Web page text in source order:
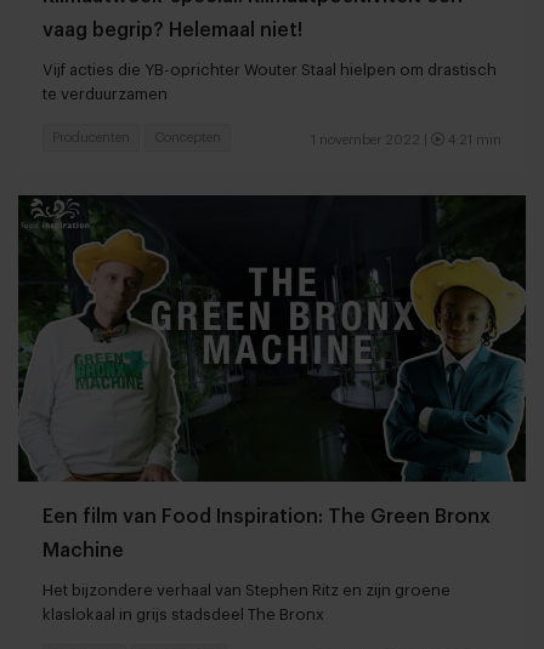
vaag begrip? Helemaal niet!
Vijf acties die YB-oprichter Wouter Staal hielpen om drastisch
te verduurzamen
1 november 2022 | 4:21 min
Producenten Concepten
Een film van Food Inspiration: The Green Bronx
Machine
Het bijzondere verhaal van Stephen Ritz en zijn groene
klaslokaal in grijs stadsdeel The Bronx